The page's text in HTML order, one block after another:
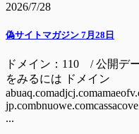
2026/7/28
偽サイトマガジン 7月28日
ドメイン：110 / 公開デ
をみるには ドメイン
...